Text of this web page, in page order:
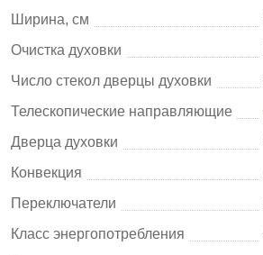
Ширина, см
Очистка духовки
Число стекол дверцы духовки
Телескопические направляющие
Дверца духовки
Конвекция
Переключатели
Класс энергопотребления